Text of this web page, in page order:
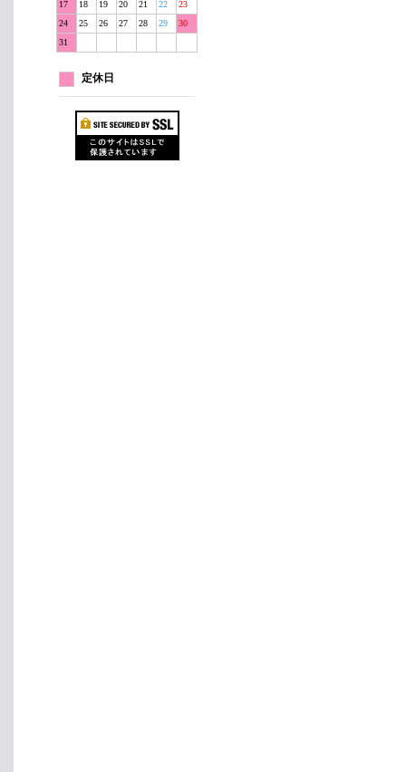
17 18 19 20 21 22
23
24
25 26 27 28 29
30
31
定休日